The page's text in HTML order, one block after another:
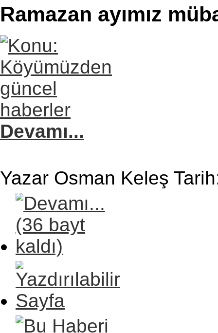
Ramazan ayımız
Devamı...
Yazar Osman Keleş